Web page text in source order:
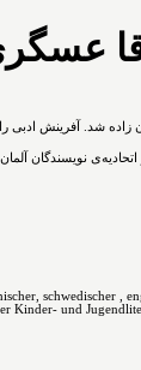
نویسندگان
schwedischer ,
Kinder- und